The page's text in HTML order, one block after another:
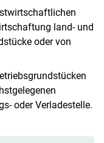
land- und
oder von
oder Verladestelle.